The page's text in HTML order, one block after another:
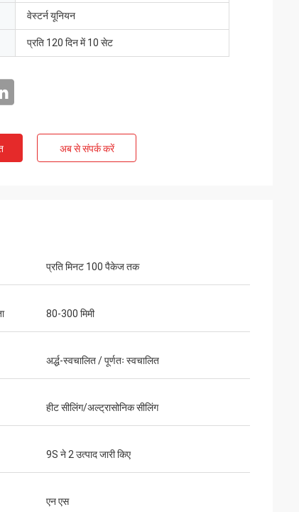
वेस्टर्न यूनियन
प्रति 120 दिन में 10 सेट
अब से संपर्क करें
प्रति मिनट 100 पैकेज तक
80-300 मिमी
अर्द्ध-स्वचालित / पूर्णतः स्वचालित
हीट सीलिंग/अल्ट्रासोनिक सीलिंग
9S ने 2 उत्पाद जारी किए
एन एस